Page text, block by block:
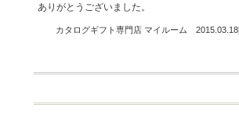
ありがとうございました。
カタログギフト専門店 マイルーム